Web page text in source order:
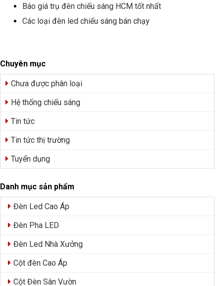
Chuyên mục
Chưa được phân loại
Hệ thống chiếu sáng
Tin tức
Tin tức thị trường
Tuyển dụng
Danh mục sản phẩm
Đèn Led Cao Áp
Đèn Pha LED
Đèn Led Nhà Xưởng
Cột đèn Cao Áp
Cột Đèn Sân Vườn
Báo giá trụ đèn chiếu sáng HCM tốt nhất
Các loại đèn led chiếu sáng bán chạy